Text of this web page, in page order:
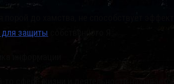
защиты
информации
то сфере жизни и деятельности